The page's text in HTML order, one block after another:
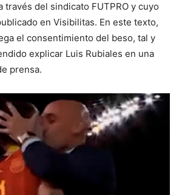
través del sindicato FUTPRO y cuyo
en Visibilitas. En este texto,
el consentimiento del beso, tal y
explicar Luis Rubiales en una
prensa.